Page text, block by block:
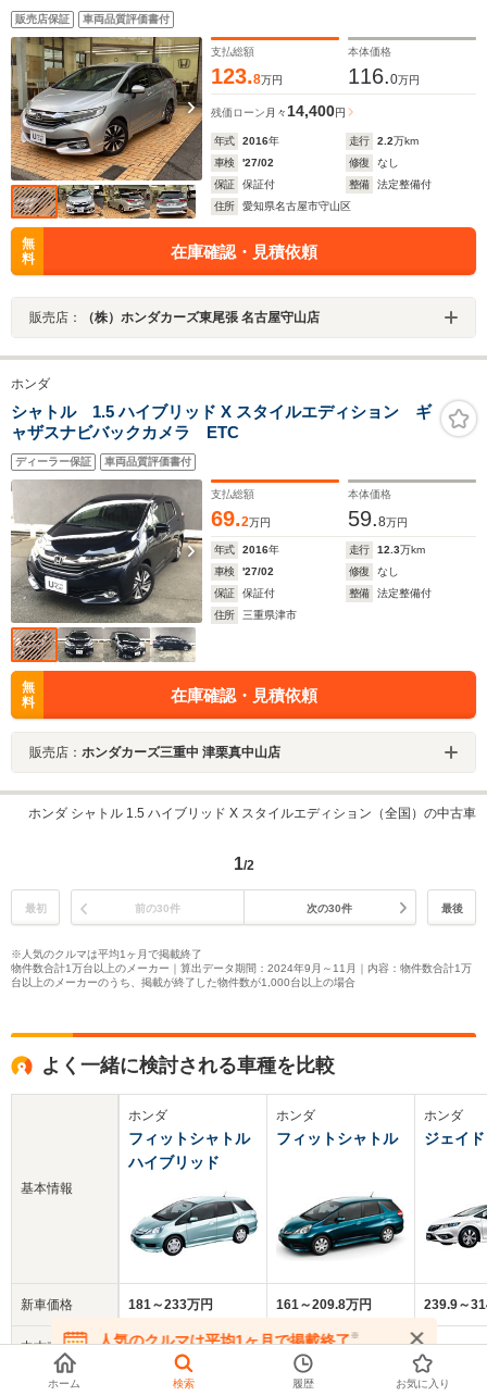
販売店保証 車両品質評価書付
支払総額
123.8万円
本体価格
116.0万円
残価ローン 月々 14,400円
年式 2016年 走行 2.2万km
車検
'27/02 修復
なし
保証
保証付 整備
法定整備付
住所
愛知県名古屋市守山区
無
料
在庫確認・見積依頼
販売店： （株）ホンダカーズ東尾張 名古屋守山店
ホンダ
シャトル 1.5 ハイブリッド X スタイルエディション ギ
ャザスナビバックカメラ ETC
ディーラー保証 車両品質評価書付
支払総額
69.2万円
本体価格
59.8万円
年式 2016年 走行 12.3万km
車検
'27/02 修復
なし
保証
保証付 整備
法定整備付
住所
三重県津市
無
料
在庫確認・見積依頼
販売店： ホンダカーズ三重中 津栗真中山店
ホンダ シャトル 1.5 ハイブリッド X スタイルエディション（全国）の中古車
1/2
最初 前の30件 次の30件 最後
※人気のクルマは平均1ヶ月で掲載終了
物件数合計1万台以上のメーカー｜算出データ期間：2024年9月～11月｜内容：物件数合計1万
台以上のメーカーのうち、掲載が終了した物件数が1,000台以上の場合
よく一緒に検討される車種を比較
基本情報
新車価格
中古車
平均価格
ホンダ
フィットシャトル
ハイブリッド
181～233万円
43.2万円
ホンダ
フィットシャトル
161～209.8万円
51.4万円
ホンダ
ジェイド
239.9～
116.2万円
人気のクルマは平均1ヶ月で掲載終了※
在庫が無くなる前にお問い合わせください
ホーム 検索 履歴 お気に入り